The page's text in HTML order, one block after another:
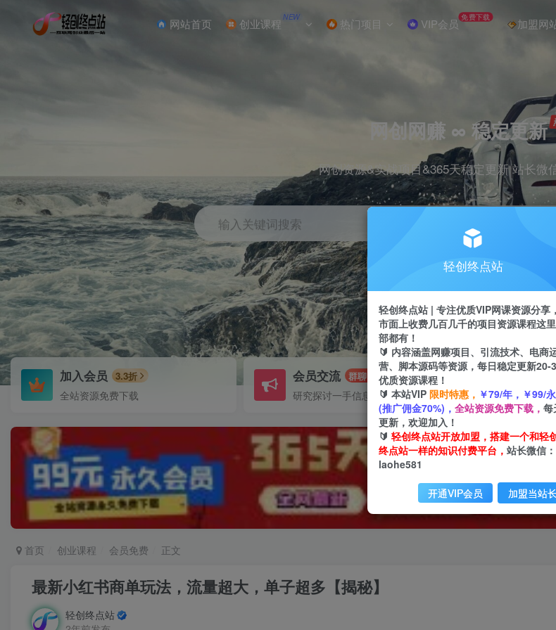
网站首页 创业课程 NEW 热门项目 VIP会员 免费下载 加盟网
网创网赚 ∞ 稳定更新
网创资源&实战项目&365天稳定更新 站长微
输入关键词搜索
剪辑 引流 带货
加入会员 3.3折
全站资源免费下载
会员交流 群聊
研究探讨一手信息差
推广
推广
首页 创业课程 会员免费 正文
最新小红书商单玩法，流量超大，单子超多【揭秘】
轻创终点站
轻创终点站
轻创终点站 | 专注优质VIP网课资源分享，
市面上收费几百几千的项目资源课程这
部都有！
🔰 内容涵盖网赚项目、引流技术、电商
营、脚本源码等资源，每日稳定更新20-
优质资源课程！
🔰 本站VIP 限时特惠， ￥79/年，￥99/
(推广佣金70%)， 全站资源免费下载， 每
更新，欢迎加入！
🔰 轻创终点站开放加盟，搭建一个和轻
终点站一样的知识付费平台， 站长微信：
laohe581
开通VIP会员 加盟当站长